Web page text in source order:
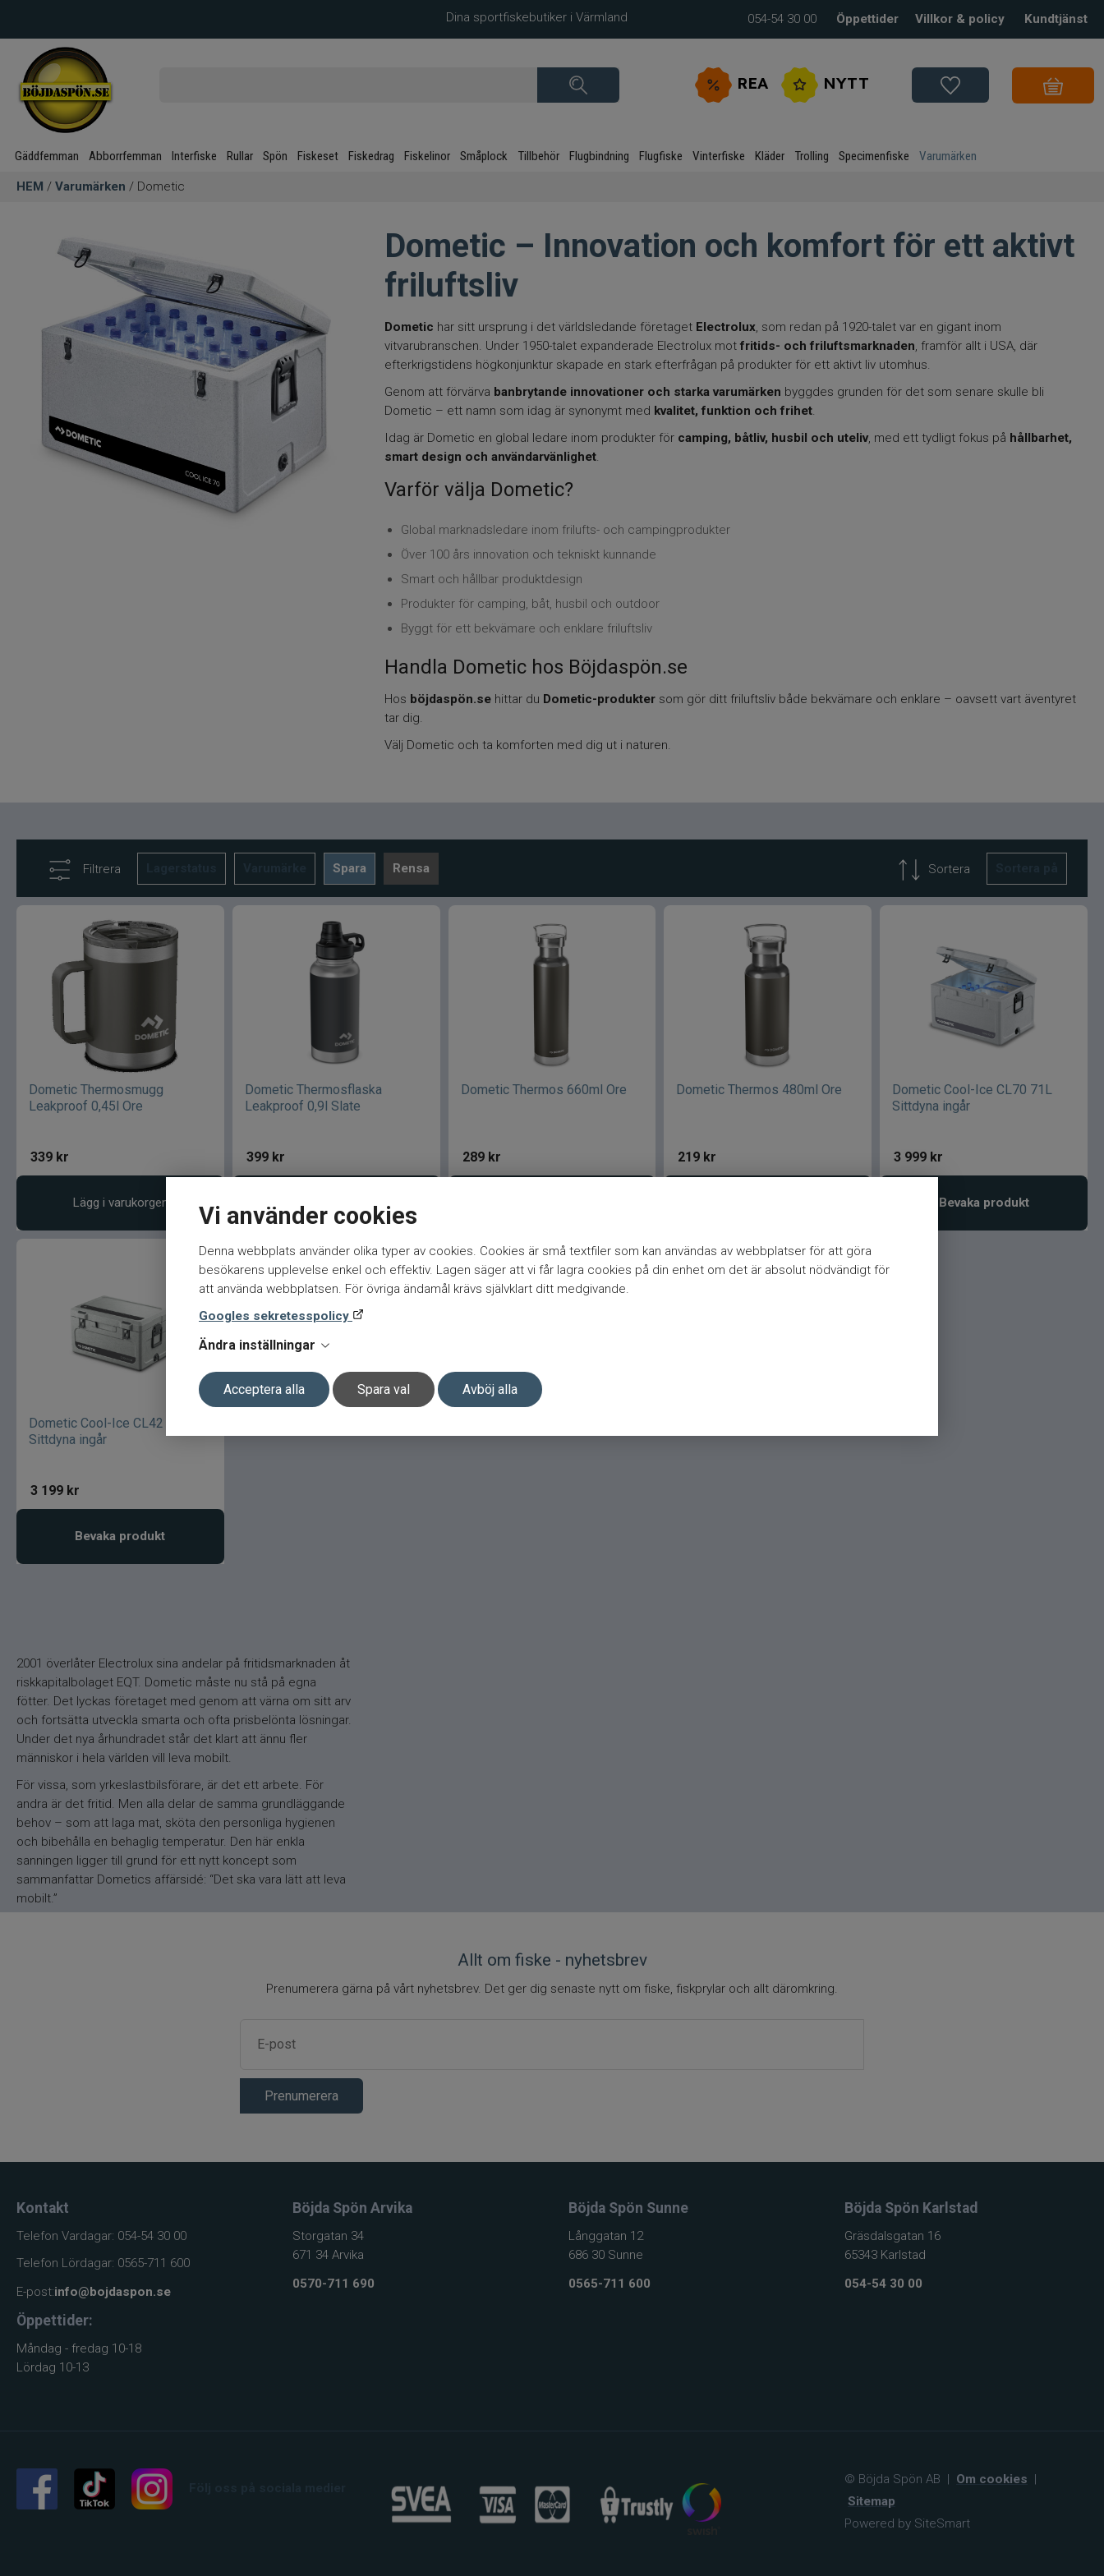
Vi använder cookies
Denna webbplats använder olika typer av cookies. Cookies är små textfiler som kan användas av webbplatser för att göra
besökarens upplevelse enkel och effektiv. Lagen säger att vi får lagra cookies på din enhet om det är absolut nödvändigt för
att använda webbplatsen. För övriga ändamål krävs självklart ditt medgivande.
Googles sekretesspolicy
Ändra inställningar
Acceptera alla Spara val Avböj alla
Dina sportfiskebutiker i Värmland 054-54 30 00 Öppettider Villkor & policy Kundtjänst
REA NYTT
Gäddfemman Abborrfemman Interfiske Rullar Spön Fiskeset Fiskedrag Fiskelinor Småplock Tillbehör Flugbindning Flugfiske Vinterfiske Kläder Trolling Specimenfiske Varumärken
HEM / Varumärken / Dometic
Dometic – Innovation och komfort för ett aktivt
friluftsliv
Dometic har sitt ursprung i det världsledande företaget Electrolux, som redan på 1920-talet var en gigant inom
vitvarubranschen. Under 1950-talet expanderade Electrolux mot fritids- och friluftsmarknaden, framför allt i USA, där
efterkrigstidens högkonjunktur skapade en stark efterfrågan på produkter för ett aktivt liv utomhus.
Genom att förvärva banbrytande innovationer och starka varumärken byggdes grunden för det som senare skulle bli
Dometic – ett namn som idag är synonymt med kvalitet, funktion och frihet.
Idag är Dometic en global ledare inom produkter för camping, båtliv, husbil och uteliv, med ett tydligt fokus på hållbarhet,
smart design och användarvänlighet.
Varför välja Dometic?
Global marknadsledare inom frilufts- och campingprodukter
Över 100 års innovation och tekniskt kunnande
Smart och hållbar produktdesign
Produkter för camping, båt, husbil och outdoor
Byggt för ett bekvämare och enklare friluftsliv
Handla Dometic hos Böjdaspön.se
Hos böjdaspön.sehittar du Dometic-produktersom gör ditt friluftsliv både bekvämare och enklare – oavsett vart äventyret
tar dig.
Välj Dometic och ta komforten med dig ut i naturen.
Filtrera Spara Rensa Sortera
Dometic Thermosmugg
Leakproof 0,45l Ore
339 kr
Lägg i varukorgen
Dometic Thermosflaska
Leakproof 0,9l Slate
399 kr
Lägg i varukorgen
Dometic Thermos 660ml Ore
289 kr
Dometic Thermos 480ml Ore
219 kr
Dometic Cool-Ice CL70 71L
Sittdyna ingår
3 999 kr
Bevaka produkt
Dometic Cool-Ice CL42 43L
Sittdyna ingår
3 199 kr
Bevaka produkt
2001 överlåter Electrolux sina andelar på fritidsmarknaden åt
riskkapitalbolaget EQT. Dometic måste nu stå på egna
fötter. Det lyckas företaget med genom att värna om sitt arv
och fortsätta utveckla smarta och ofta prisbelönta lösningar.
Under det nya århundradet står det klart att ännu fler
människor i hela världen vill leva mobilt.
För vissa, som yrkeslastbilsförare, är det ett arbete. För
andra är det fritid. Men alla delar de samma grundläggande
behov – som att laga mat, sköta den personliga hygienen
och bibehålla en behaglig temperatur. Den här enkla
sanningen ligger till grund för ett nytt koncept som
sammanfattar Dometics affärsidé: “Det ska vara lätt att leva
mobilt.”
Allt om fiske - nyhetsbrev
Prenumerera gärna på vårt nyhetsbrev. Det ger dig senaste nytt om fiske, fiskprylar och allt däromkring.
Prenumerera
Kontakt
Telefon Vardagar: 054-54 30 00
Telefon Lördagar: 0565-711 600
E-post:info@bojdaspon.se
Öppettider:
Måndag - fredag 10-18
Lördag 10-13
Böjda Spön Arvika
Storgatan 34
671 34 Arvika
0570-711 690
Böjda Spön Sunne
Långgatan 12
686 30 Sunne
0565-711 600
Böjda Spön Karlstad
Gräsdalsgatan 16
65343 Karlstad
054-54 30 00
© Böjda Spön AB | Om cookies |
Sitemap
Powered by SiteSmart